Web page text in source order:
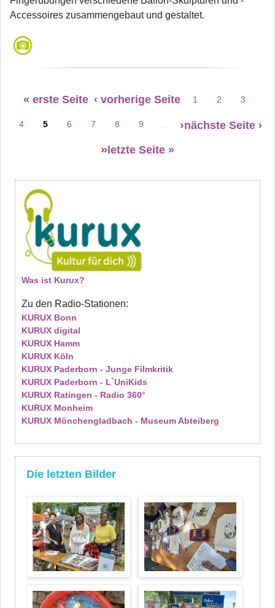
Accessoires zusammengebaut und gestaltet.
Seitennummerierung
Erste Seite
« erste Seite Vorherige Seite
‹ vorherige Seite Seite
1
Seite
2
Seite
3
Seite
4
Seite
5
Seite
6
Seite
7
Seite
8
Seite
9
nächste Seite ›
letzte Seite »
Was ist Kurux?
Zu den Radio-Stationen:
KURUX Bonn
KURUX digital
KURUX Hamm
KURUX Köln
KURUX Paderborn - Junge Filmkritik
KURUX Paderborn - L`UniKids
KURUX Ratingen - Radio 360°
KURUX Monheim
KURUX Mönchengladbach - Museum Abteiberg
Die letzten Bilder